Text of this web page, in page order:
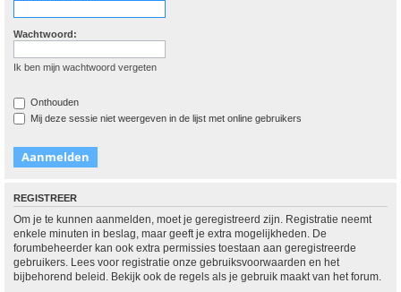
Wachtwoord:
Ik ben mijn wachtwoord vergeten
Onthouden
Mij deze sessie niet weergeven in de lijst met online gebruikers
REGISTREER
Om je te kunnen aanmelden, moet je geregistreerd zijn. Registratie neemt
enkele minuten in beslag, maar geeft je extra mogelijkheden. De
forumbeheerder kan ook extra permissies toestaan aan geregistreerde
gebruikers. Lees voor registratie onze gebruiksvoorwaarden en het
bijbehorend beleid. Bekijk ook de regels als je gebruik maakt van het forum.